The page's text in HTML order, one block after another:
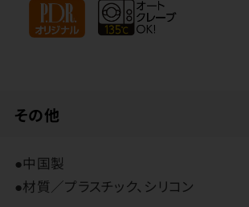
その他
●中国製
●材質／プラスチック、シリコン